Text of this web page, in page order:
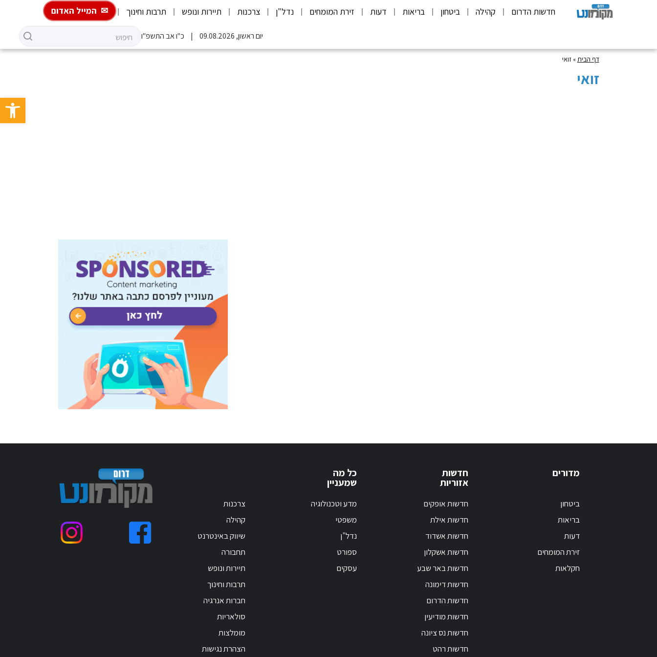
פתח
חדשות הדרום קהילה ביטחון בריאות דעות זירת המומחים נדל"ן צרכנות תיירות ונופש תרבות וחינוך המייל האדום
יום ראשון, 09.08.2026 כ"ו אב התשפ"ו
דף הבית»זואי
זואי
מדורים
ביטחון
בריאות
דעות
זירת המומחים
חקלאות
חדשות
אזוריות
חדשות אופקים
חדשות אילת
חדשות אשדוד
חדשות אשקלון
חדשות באר שבע
חדשות דימונה
חדשות הדרום
חדשות מודיעין
חדשות נס ציונה
חדשות רהט
כל מה
שמעניין
מדע וטכנולוגיה
משפטי
נדל"ן
ספורט
עסקים
צרכנות
קהילה
שיווק באינטרנט
תחבורה
תיירות ונופש
תרבות וחינוך
חברות אנרגיה
סולאריות
מומלצות
הצהרת נגישות